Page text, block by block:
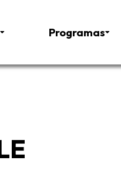
Programas